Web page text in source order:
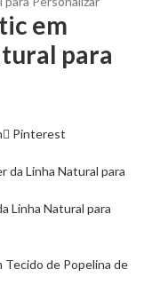
em
para
Pinterest
Linha Natural para